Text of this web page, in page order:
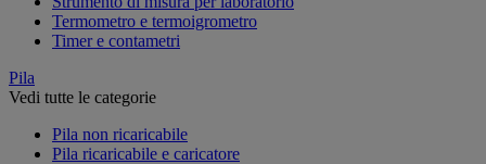
Termometro e termoigrometro
Timer e contametri
Pila
Vedi tutte le categorie
Pila non ricaricabile
Pila ricaricabile e caricatore